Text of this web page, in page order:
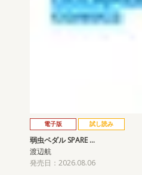
電子版 試し読み
弱虫ペダル SPARE …
渡辺航
発売日：2026.08.06